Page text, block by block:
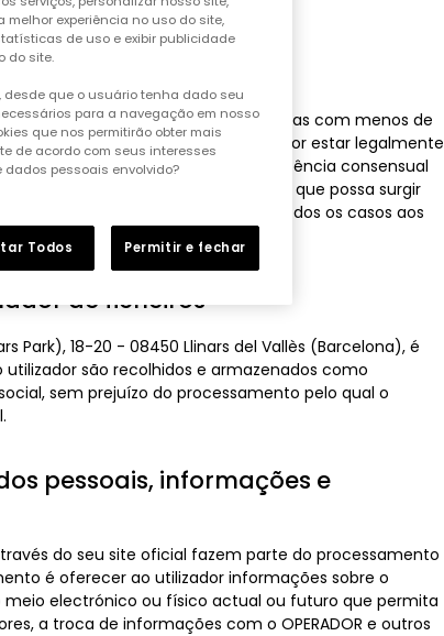
contidas.
de idade. Do mesmo modo, pessoas com menos de
do OPERADOR. No caso do Utilizador estar legalmente
da CONTROLLER requer a assistência consensual
isenta de qualquer responsabilidade que possa surgir
cabendo a responsabilidade em todos os casos aos
de ficheiros
Park), 18-20 - 08450 Llinars del Vallès (Barcelona), é
são recolhidos e armazenados como
sem prejuízo do processamento pelo qual o
pessoais, informações e
do seu site oficial fazem parte do processamento
é oferecer ao utilizador informações sobre o
meio electrónico ou físico actual ou futuro que permita
a troca de informações com o OPERADOR e outros
experiência no uso do site,
de uso e exibir publicidade
do site.
desde que o usuário tenha dado seu
para a navegação em nosso
que nos permitirão obter mais
de acordo com seus interesses
pessoais envolvido?
Todos Permitir e fechar